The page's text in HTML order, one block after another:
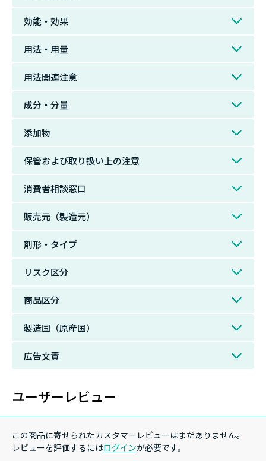
効能・効果
用法・用量
用法関連注意
成分・分量
添加物
保管および取り扱い上の注意
消費者相談窓口
販売元（製造元）
剤形・タイプ
リスク区分
商品区分
製造国（原産国）
広告文責
ユーザーレビュー
この商品に寄せられたカスタマーレビューはまだありません。
レビューを評価するにはログインが必要です。